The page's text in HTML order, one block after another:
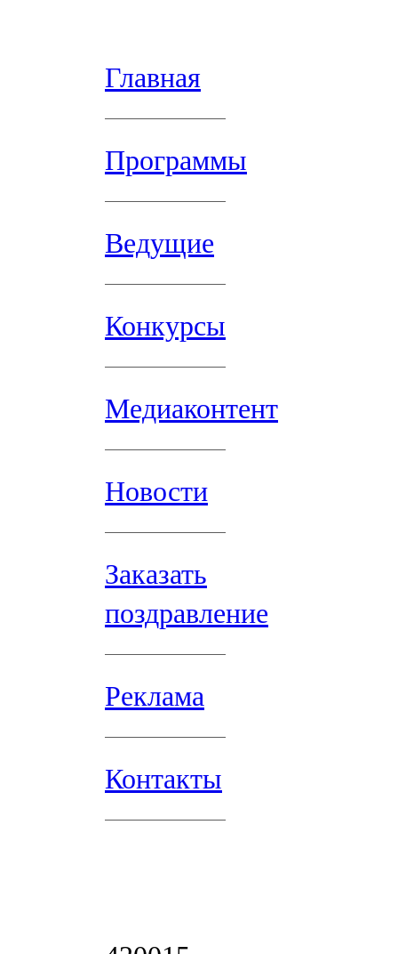
Главная
Программы
Ведущие
Конкурсы
Медиаконтент
Новости
Заказать
поздравление
Реклама
Контакты